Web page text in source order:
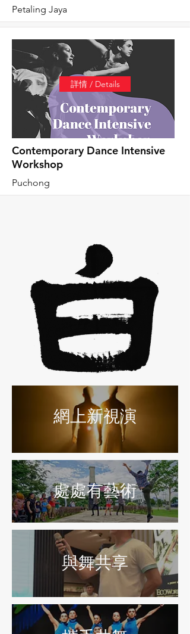
Petaling Jaya
詳情 / Details
Contemporary Dance Intensive
Workshop
Puchong
​網上新視演
處處有藝術
​與舞共享